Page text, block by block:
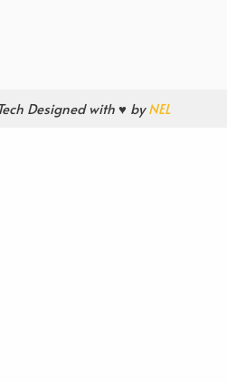
Designed with ♥ byNEL